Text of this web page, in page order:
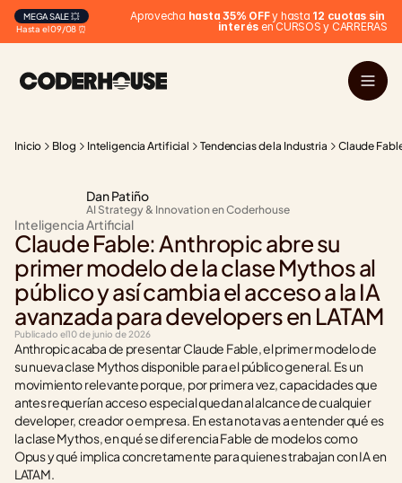
Hasta el 09/08 ⏰
MEGA SALE 💥 Aprovecha hasta 35% OFF y hasta 12 cuotas sin
interés en CURSOS y CARRERAS
Inicio Blog Inteligencia Artificial Tendencias de la Industria Claude
Dan Patiño
AI Strategy & Innovation en Coderhouse
Inteligencia Artificial
Claude Fable: Anthropic abre su
primer modelo de la clase Mythos al
público y así cambia el acceso a la IA
avanzada para developers en LATAM
Publicado el10 de junio de 2026
Anthropic acaba de presentar Claude Fable, el primer modelo de
su nueva clase Mythos disponible para el público general. Es un
movimiento relevante porque, por primera vez, capacidades que
antes requerían acceso especial quedan al alcance de cualquier
developer, creador o empresa. En esta nota vas a entender qué es
la clase Mythos, en qué se diferencia Fable de modelos como
Opus y qué implica concretamente para quienes trabajan con IA en
LATAM.